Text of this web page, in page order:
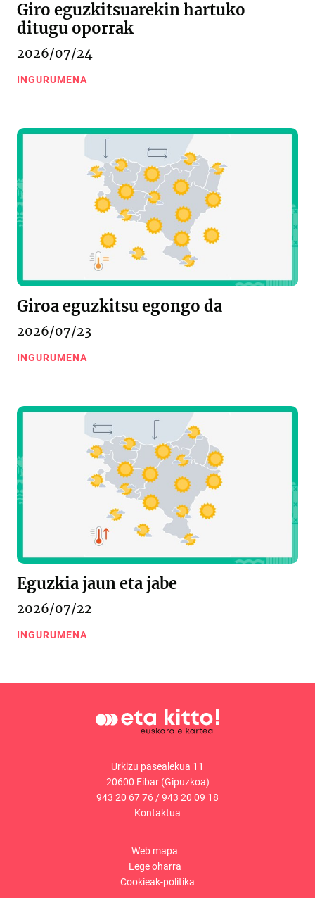
Giro eguzkitsuarekin hartuko
ditugu oporrak
2026/07/24
INGURUMENA
Giroa eguzkitsu egongo da
2026/07/23
INGURUMENA
Eguzkia jaun eta jabe
2026/07/22
INGURUMENA
Urkizu pasealekua 11
20600 Eibar (Gipuzkoa)
943 20 67 76 /943 20 09 18
Kontaktua
Web mapa
Lege oharra
Cookieak-politika